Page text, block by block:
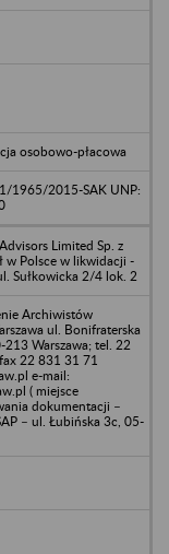
osobowo-płacowa
1965/2015-SAK UNP:
Limited Sp. z
w Polsce w likwidacji -
Sułkowicka 2/4 lok. 2
Archiwistów
ul. Bonifraterska
Warszawa; tel. 22
22 831 31 71
e-mail:
( miejsce
dokumentacji –
– ul. Łubińska 3c, 05-